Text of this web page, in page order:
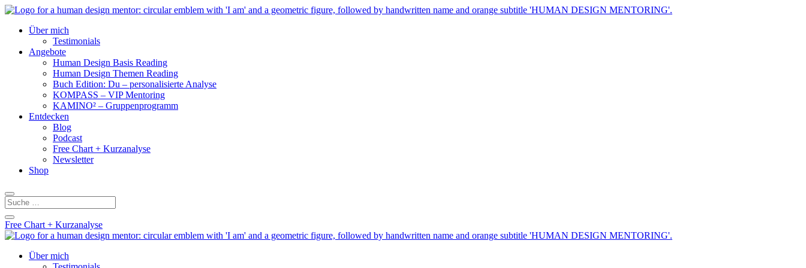
Über mich
Testimonials
Angebote
Human Design Basis Reading
Human Design Themen Reading
Buch Edition: Du – personalisierte Analyse
KOMPASS – VIP Mentoring
KAMINO² – Gruppenprogramm
Entdecken
Blog
Podcast
Free Chart + Kurzanalyse
Newsletter
Shop
Free Chart + Kurzanalyse
Über mich